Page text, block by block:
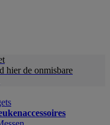
hier de onmisbare